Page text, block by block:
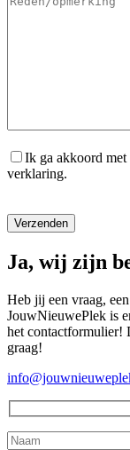
Ik ga akkoord met
verklaring.
Ja, wij zijn
Heb jij een vraag,
JouwNieuwePlek is
het contactformulier!
graag!